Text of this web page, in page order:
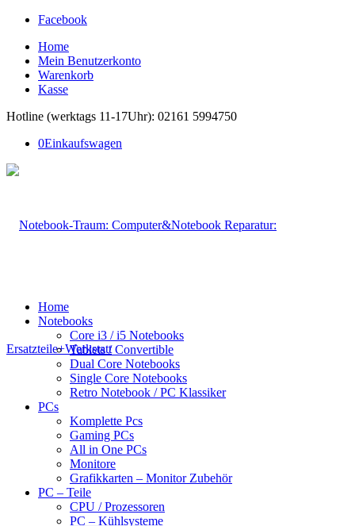
Facebook
Home
Mein Benutzerkonto
Warenkorb
Kasse
Hotline (werktags 11-17Uhr): 02161 5994750
0Einkaufswagen
Home
Notebooks
Core i3 / i5 Notebooks
Tablets / Convertible
Dual Core Notebooks
Single Core Notebooks
Retro Notebook / PC Klassiker
PCs
Komplette Pcs
Gaming PCs
All in One PCs
Monitore
Grafikkarten – Monitor Zubehör
PC – Teile
CPU / Prozessoren
PC – Kühlsysteme